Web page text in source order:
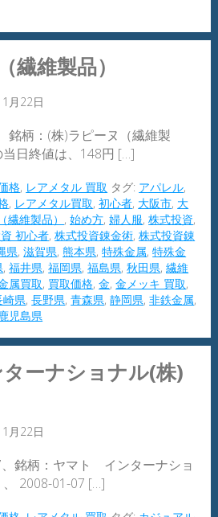
繊維製品）
月22日
銘柄：(株)ラピーヌ（繊維製
日終値は、148円 […]
格, レアメタル 買取 タグ: アパレル,
, レアメタル買取,初心者, 大阪市, 大
繊維製品） ,始め方,婦人服,株式投資,
初心者,株式投資錬金術,株式投資錬
県,滋賀県,熊本県,特殊金属,特殊金
,福井県,福岡県,福島県,秋田県,繊維
属買取, 買取価格,金,金メッキ 買取,
崎県,長野県,青森県,静岡県,非鉄金属,
鹿児島県
ーナショナル(株)
月22日
、銘柄：ヤマト インターナショ
2008-01-07 […]